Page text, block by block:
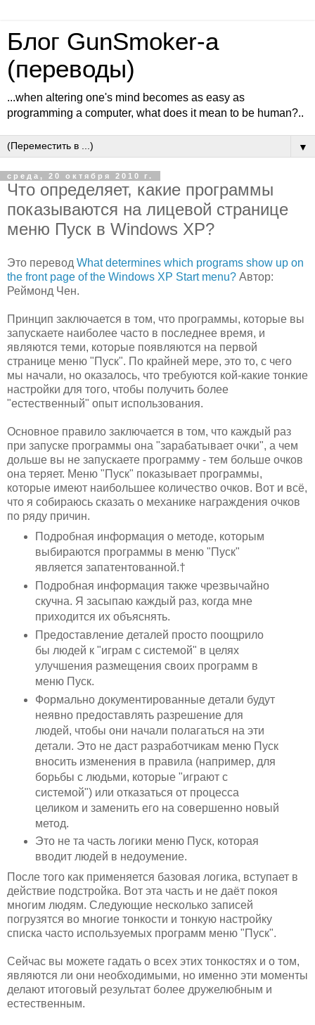
Блог GunSmoker-а
(переводы)
...when altering one's mind becomes as easy as
programming a computer, what does it mean to be human?..
▼
среда, 20 октября 2010 г.
Что определяет, какие программы
показываются на лицевой странице
меню Пуск в Windows XP?
Это перевод What determines which programs show up on
the front page of the Windows XP Start menu? Автор:
Реймонд Чен.
Принцип заключается в том, что программы, которые вы
запускаете наиболее часто в последнее время, и
являются теми, которые появляются на первой
странице меню "Пуск". По крайней мере, это то, с чего
мы начали, но оказалось, что требуются кой-какие тонкие
настройки для того, чтобы получить более
"естественный" опыт использования.
Основное правило заключается в том, что каждый раз
при запуске программы она "зарабатывает очки", а чем
дольше вы не запускаете программу - тем больше очков
она теряет. Меню "Пуск" показывает программы,
которые имеют наибольшее количество очков. Вот и всё,
что я собираюсь сказать о механике награждения очков
по ряду причин.
Подробная информация о методе, которым
выбираются программы в меню "Пуск"
является запатентованной.†
Подробная информация также чрезвычайно
скучна. Я засыпаю каждый раз, когда мне
приходится их объяснять.
Предоставление деталей просто поощрило
бы людей к "играм с системой" в целях
улучшения размещения своих программ в
меню Пуск.
Формально документированные детали будут
неявно предоставлять разрешение для
людей, чтобы они начали полагаться на эти
детали. Это не даст разработчикам меню Пуск
вносить изменения в правила (например, для
борьбы с людьми, которые "играют с
системой") или отказаться от процесса
целиком и заменить его на совершенно новый
метод.
Это не та часть логики меню Пуск, которая
вводит людей в недоумение.
После того как применяется базовая логика, вступает в
действие подстройка. Вот эта часть и не даёт покоя
многим людям. Следующие несколько записей
погрузятся во многие тонкости и тонкую настройку
списка часто используемых программ меню "Пуск".
Сейчас вы можете гадать о всех этих тонкостях и о том,
являются ли они необходимыми, но именно эти моменты
делают итоговый результат более дружелюбным и
естественным.